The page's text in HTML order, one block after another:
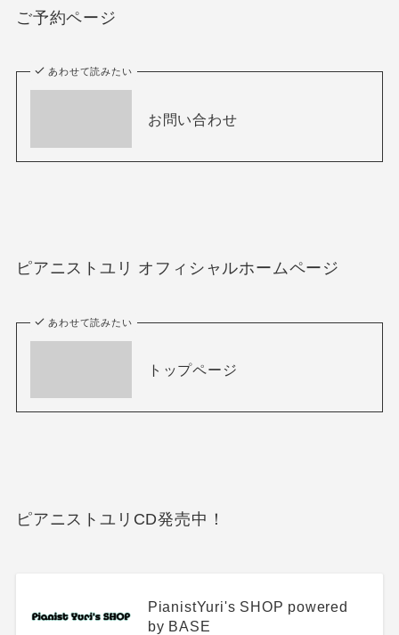
ご予約ページ
あわせて読みたい
お問い合わせ
ピアニストユリ オフィシャルホームページ
あわせて読みたい
トップページ
ピアニストユリCD発売中！
PianistYuri's SHOP powered
by BASE